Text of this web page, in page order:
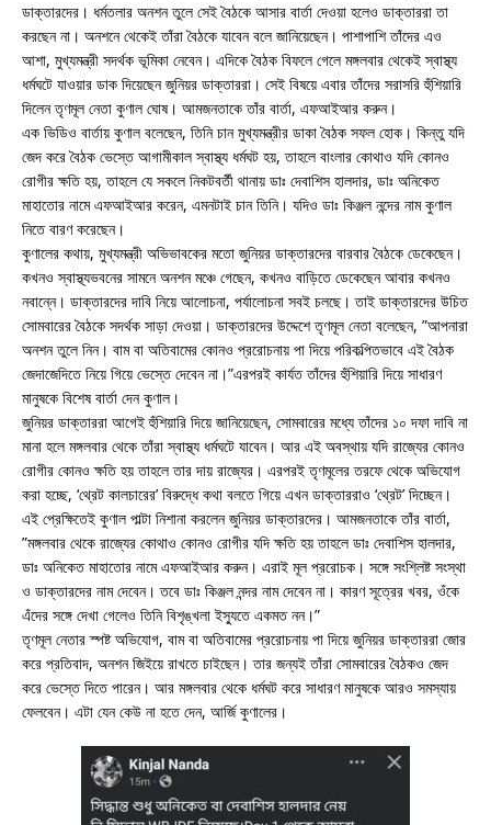
ডাক্তারদের। ধর্মতলার অনশন তুলে সেই বৈঠকে আসার বার্তা দেওয়া হলেও ডাক্তাররা তা
করছেন না। অনশনে থেকেই তাঁরা বৈঠকে যাবেন বলে জানিয়েছেন। পাশাপাশি তাঁদের এও
আশা, মুখ্যমন্ত্রী সদর্থক ভূমিকা নেবেন। এদিকে বৈঠক বিফলে গেলে মঙ্গলবার থেকেই স্বাস্থ্য
ধর্মঘটে যাওয়ার ডাক দিয়েছেন জুনিয়র ডাক্তাররা। সেই বিষয়ে এবার তাঁদের সরাসরি হুঁশিয়ারি
দিলেন তৃণমূল নেতা কুণাল ঘোষ। আমজনতাকে তাঁর বার্তা, এফআইআর করুন।
এক ভিডিও বার্তায় কুণাল বলেছেন, তিনি চান মুখ্যমন্ত্রীর ডাকা বৈঠক সফল হোক। কিন্তু যদি
জেদ করে বৈঠক ভেস্তে আগামীকাল স্বাস্থ্য ধর্মঘট হয়, তাহলে বাংলার কোথাও যদি কোনও
রোগীর ক্ষতি হয়, তাহলে যে সকলে নিকটবর্তী থানায় ডাঃ দেবাশিস হালদার, ডাঃ অনিকেত
মাহাতোর নামে এফআইআর করেন, এমনটাই চান তিনি। যদিও ডাঃ কিঞ্জল নন্দের নাম কুণাল
নিতে বারণ করেছেন।
কুণালের কথায়, মুখ্যমন্ত্রী অভিভাবকের মতো জুনিয়র ডাক্তারদের বারবার বৈঠকে ডেকেছেন।
কখনও স্বাস্থ্যভবনের সামনে অনশন মঞ্চে গেছেন, কখনও বাড়িতে ডেকেছেন আবার কখনও
নবান্নে। ডাক্তারদের দাবি নিয়ে আলোচনা, পর্যালোচনা সবই চলছে। তাই ডাক্তারদের উচিত
সোমবারের বৈঠকে সদর্থক সাড়া দেওয়া। ডাক্তারদের উদ্দেশে তৃণমূল নেতা বলেছেন, ”আপনারা
অনশন তুলে নিন। বাম বা অতিবামের কোনও প্ররোচনায় পা দিয়ে পরিকল্পিতভাবে এই বৈঠক
জেদাজেদিতে নিয়ে গিয়ে ভেস্তে দেবেন না।”এরপরই কার্যত তাঁদের হুঁশিয়ারি দিয়ে সাধারণ
মানুষকে বিশেষ বার্তা দেন কুণাল।
জুনিয়র ডাক্তাররা আগেই হুঁশিয়ারি দিয়ে জানিয়েছেন, সোমবারের মধ্যে তাঁদের ১০ দফা দাবি না
মানা হলে মঙ্গলবার থেকে তাঁরা স্বাস্থ্য ধর্মঘটে যাবেন। আর এই অবস্থায় যদি রাজ্যের কোনও
রোগীর কোনও ক্ষতি হয় তাহলে তার দায় রাজ্যের। এরপরই তৃণমূলের তরফে থেকে অভিযোগ
করা হচ্ছে, ‘থ্রেট কালচারের’ বিরুদ্ধে কথা বলতে গিয়ে এখন ডাক্তাররাও ‘থ্রেট’ দিচ্ছেন।
এই প্রেক্ষিতেই কুণাল পাল্টা নিশানা করলেন জুনিয়র ডাক্তারদের। আমজনতাকে তাঁর বার্তা,
”মঙ্গলবার থেকে রাজ্যের কোথাও কোনও রোগীর যদি ক্ষতি হয় তাহলে ডাঃ দেবাশিস হালদার,
ডাঃ অনিকেত মাহাতোর নামে এফআইআর করুন। এরাই মূল প্ররোচক। সঙ্গে সংশ্লিষ্ট সংস্থা
ও ডাক্তারদের নাম দেবেন। তবে ডাঃ কিঞ্জল নন্দর নাম দেবেন না। কারণ সূত্রের খবর, ওঁকে
এঁদের সঙ্গে দেখা গেলেও তিনি বিশৃঙ্খলা ইস্যুতে একমত নন।”
তৃণমূল নেতার স্পষ্ট অভিযোগ, বাম বা অতিবামের প্ররোচনায় পা দিয়ে জুনিয়র ডাক্তাররা জোর
করে প্রতিবাদ, অনশন জিইয়ে রাখতে চাইছেন। তার জন্যই তাঁরা সোমবারের বৈঠকও জেদ
করে ভেস্তে দিতে পারেন। আর মঙ্গলবার থেকে ধর্মঘট করে সাধারণ মানুষকে আরও সমস্যায়
ফেলবেন। এটা যেন কেউ না হতে দেন, আর্জি কুণালের।